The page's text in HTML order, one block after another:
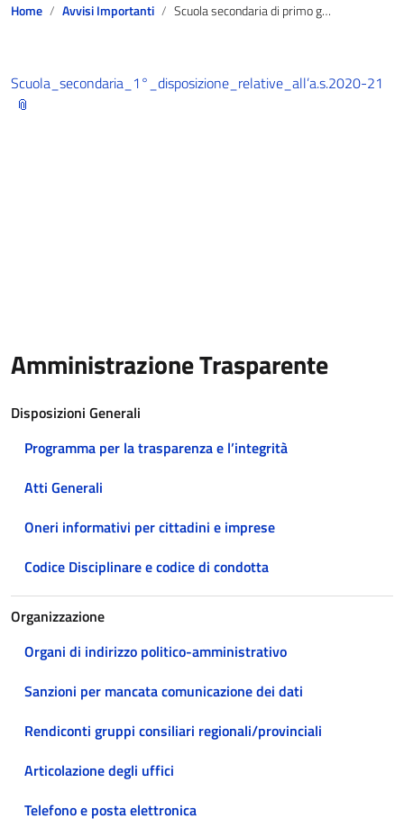
Home Avvisi Importanti Scuola secondaria di primo grado: disposizioni relative all’avvio dell’a.s.2020/2021
Scuola_secondaria_1°_disposizione_relative_all’a.s.2020-21
Amministrazione Trasparente
Disposizioni Generali
Programma per la trasparenza e l’integrità
Atti Generali
Oneri informativi per cittadini e imprese
Codice Disciplinare e codice di condotta
Organizzazione
Organi di indirizzo politico-amministrativo
Sanzioni per mancata comunicazione dei dati
Rendiconti gruppi consiliari regionali/provinciali
Articolazione degli uffici
Telefono e posta elettronica